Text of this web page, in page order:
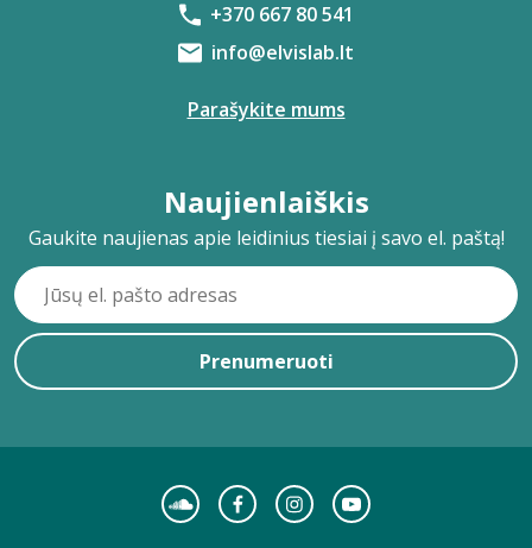
+370 667 80 541
info@elvislab.lt
Parašykite mums
Naujienlaiškis
Gaukite naujienas apie leidinius tiesiai į savo el. paštą!
Prenumeruoti